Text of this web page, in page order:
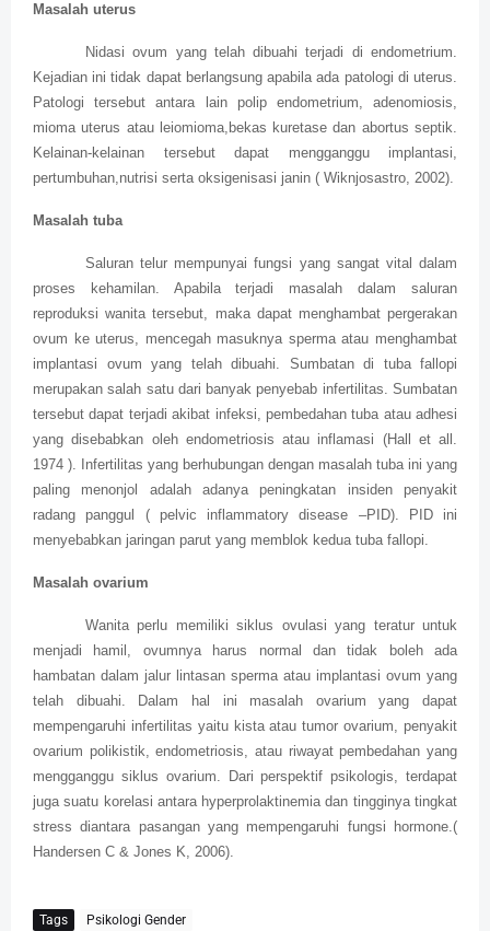
Masalah uterus
Nidasi ovum yang telah dibuahi terjadi di endometrium.
Kejadian ini tidak dapat berlangsung apabila ada patologi di uterus.
Patologi tersebut antara lain polip endometrium, adenomiosis,
mioma uterus atau leiomioma,bekas kuretase dan abortus septik.
Kelainan-kelainan tersebut dapat mengganggu implantasi,
pertumbuhan,nutrisi serta oksigenisasi janin ( Wiknjosastro, 2002).
Masalah tuba
Saluran telur mempunyai fungsi yang sangat vital dalam
proses kehamilan. Apabila terjadi masalah dalam saluran
reproduksi wanita tersebut, maka dapat menghambat pergerakan
ovum ke uterus, mencegah masuknya sperma atau menghambat
implantasi ovum yang telah dibuahi. Sumbatan di tuba fallopi
merupakan salah satu dari banyak penyebab infertilitas. Sumbatan
tersebut dapat terjadi akibat infeksi, pembedahan tuba atau adhesi
yang disebabkan oleh endometriosis atau inflamasi (Hall et all.
1974 ). Infertilitas yang berhubungan dengan masalah tuba ini yang
paling menonjol adalah adanya peningkatan insiden penyakit
radang panggul ( pelvic inflammatory disease –PID). PID ini
menyebabkan jaringan parut yang memblok kedua tuba fallopi.
Masalah ovarium
Wanita perlu memiliki siklus ovulasi yang teratur untuk
menjadi hamil, ovumnya harus normal dan tidak boleh ada
hambatan dalam jalur lintasan sperma atau implantasi ovum yang
telah dibuahi. Dalam hal ini masalah ovarium yang dapat
mempengaruhi infertilitas yaitu kista atau tumor ovarium, penyakit
ovarium polikistik, endometriosis, atau riwayat pembedahan yang
mengganggu siklus ovarium. Dari perspektif psikologis, terdapat
juga suatu korelasi antara hyperprolaktinemia dan tingginya tingkat
stress diantara pasangan yang mempengaruhi fungsi hormone.(
Handersen C & Jones K, 2006).
Tags Psikologi Gender